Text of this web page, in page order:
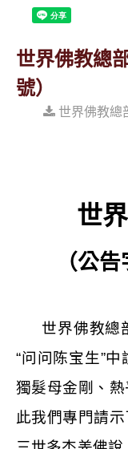
世界佛教總
號）
世界佛教總
世
（公
世界佛教總
“问问陈宝生”
獨髮母金剛、
此我們專門請